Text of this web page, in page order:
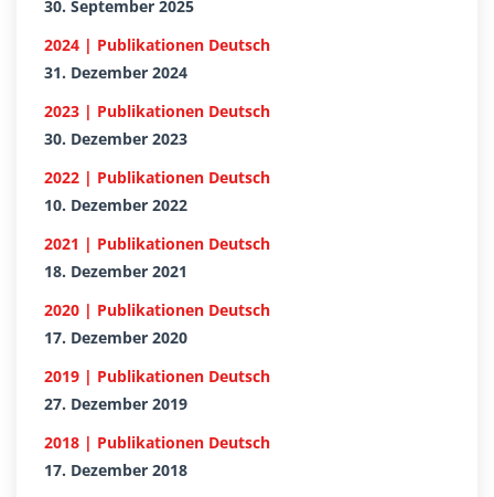
30. September 2025
2024 | Publikationen Deutsch
31. Dezember 2024
2023 | Publikationen Deutsch
30. Dezember 2023
2022 | Publikationen Deutsch
10. Dezember 2022
2021 | Publikationen Deutsch
18. Dezember 2021
2020 | Publikationen Deutsch
17. Dezember 2020
2019 | Publikationen Deutsch
27. Dezember 2019
2018 | Publikationen Deutsch
17. Dezember 2018